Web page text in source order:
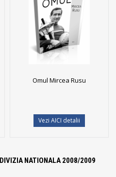
Omul Mircea Rusu
Vezi AICI detalii
NATIONALA 2008/2009